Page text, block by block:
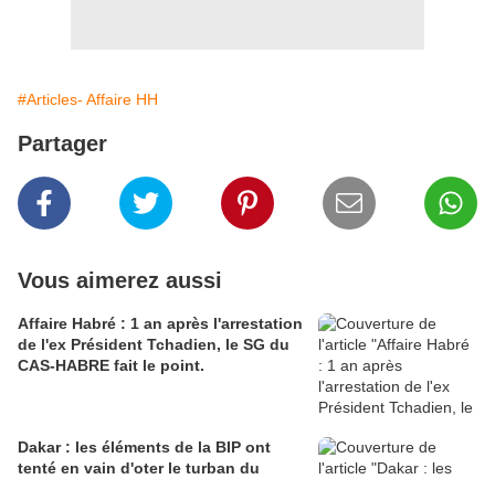
#Articles- Affaire HH
Partager
Vous aimerez aussi
Affaire Habré : 1 an après l'arrestation
de l'ex Président Tchadien, le SG du
CAS-HABRE fait le point.
Dakar : les éléments de la BIP ont
tenté en vain d'oter le turban du